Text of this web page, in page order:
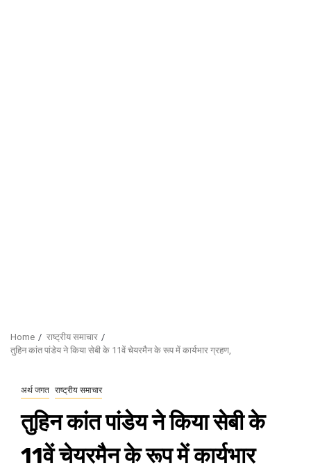
Home
राष्ट्रीय समाचार
तुहिन कांत पांडेय ने किया सेबी के 11वें चेयरमैन के रूप में कार्यभार ग्रहण,
अर्थ जगत राष्ट्रीय समाचार
तुहिन कांत पांडेय ने किया सेबी के
11वें चेयरमैन के रूप में कार्यभार